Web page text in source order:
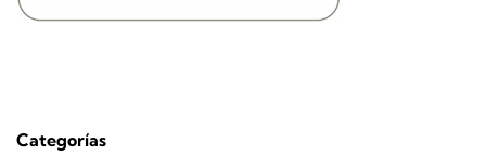
Categorías